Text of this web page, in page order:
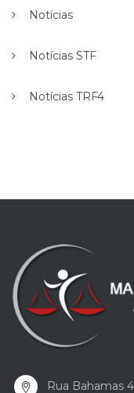
Notícias
Notícias STF
Notícias TRF4
Rua Bahamas